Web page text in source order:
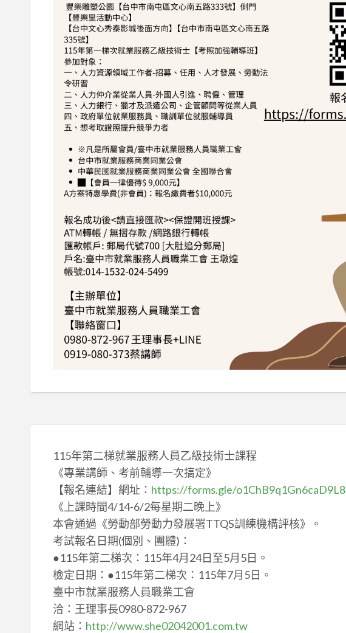
115年第二梯就業服務人員乙級技術士課程
《專業講師、考前輔導一次搞定》
【報名連結】網址： https://forms.gle/o1ChB9q1Gn6caD9L8
《上課時間4/14-6/2每星期二晚上》
本會通過《勞動部勞動力發展署TTQS訓練機構評核》。
考試報名日期(個別、團體)：
●115年第二梯次：115年4月24日至5月5日。
檢定日期：●115年第二梯次：115年7月5日。
臺中市就業服務人員職業工會
洽：王理事長0980-872-967
網站： http://www.she02042001.com.tw